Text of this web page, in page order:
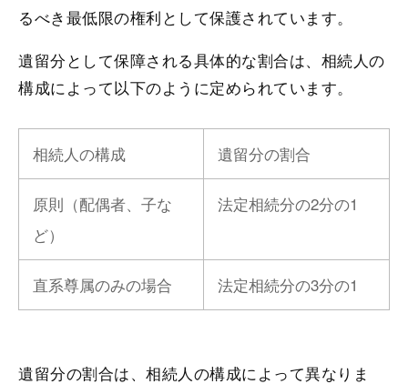
るべき最低限の権利として保護されています。
遺留分として保障される具体的な割合は、相続人の
構成によって以下のように定められています。
相続人の構成 遺留分の割合
原則（配偶者、子な
ど）
法定相続分の2分の1
直系尊属のみの場合 法定相続分の3分の1
遺留分の割合は、相続人の構成によって異なりま